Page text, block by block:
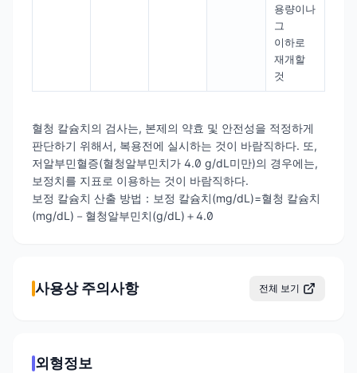
용량이나
그
이하로
재개할
것
혈청 칼슘치의 검사는, 본제의 약효 및 안전성을 적정하게
판단하기 위해서, 복용전에 실시하는 것이 바람직하다. 또,
저알부민혈증(혈청알부민치가 4.0 g/dL미만)의 경우에는,
보정치를 지표로 이용하는 것이 바람직하다.
보정 칼슘치 산출 방법：보정 칼슘치(mg/dL)=혈청 칼슘치
(mg/dL)－혈청알부민치(g/dL)＋4.0
사용상 주의사항 전체 보기
외형정보